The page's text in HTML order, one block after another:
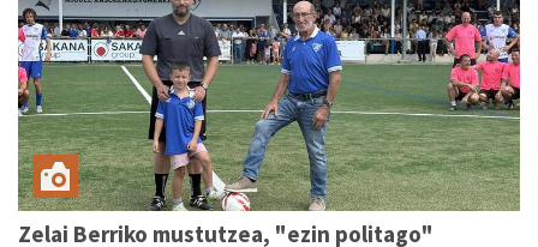
Zelai Berriko mustutzea, "ezin politago"